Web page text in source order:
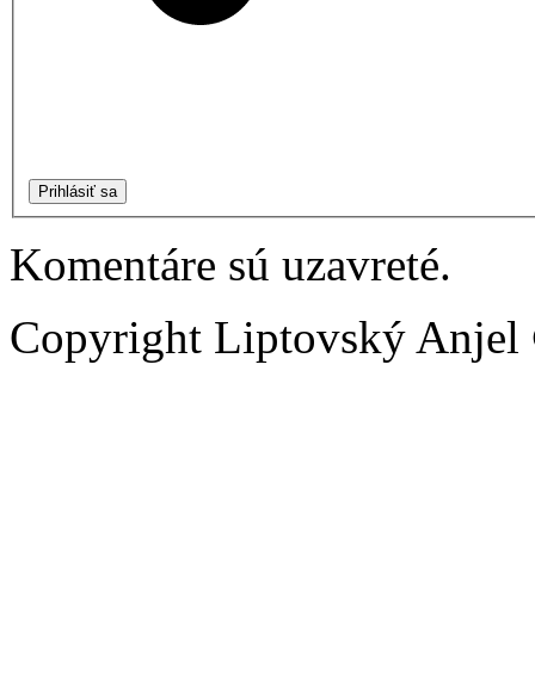
Prihlásiť sa
Komentáre sú uzavreté.
Copyright Liptovský Anjel